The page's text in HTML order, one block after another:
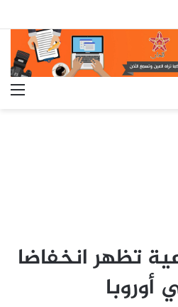
تظهر انخفاضا
أوروبا